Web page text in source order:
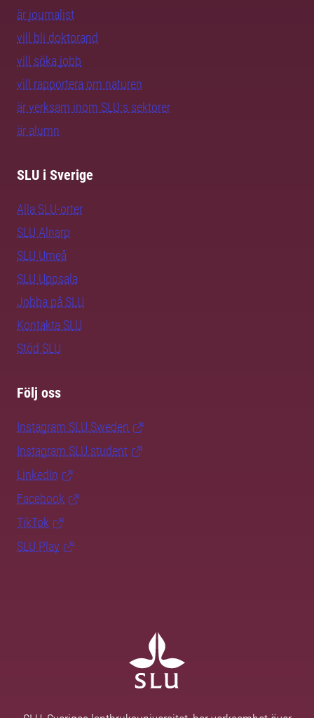
är journalist
vill bli doktorand
vill söka jobb
vill rapportera om naturen
är verksam inom SLU:s sektorer
är alumn
SLU i Sverige
Alla SLU-orter
SLU Alnarp
SLU Umeå
SLU Uppsala
Jobba på SLU
Kontakta SLU
Stöd SLU
Följ oss
Instagram SLU.Sweden
Instagram SLU.student
LinkedIn
Facebook
TikTok
SLU Play